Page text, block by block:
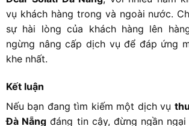
vụ khách hàng trong và ngoài nước.
sự hài lòng của khách hàng lên
ngừng nâng cấp dịch vụ để đáp ứng
khe nhất.
Kết luận
Nếu bạn đang tìm kiếm một dịch vụ
Đà Nẵng đáng tin cậy, đừng ngần